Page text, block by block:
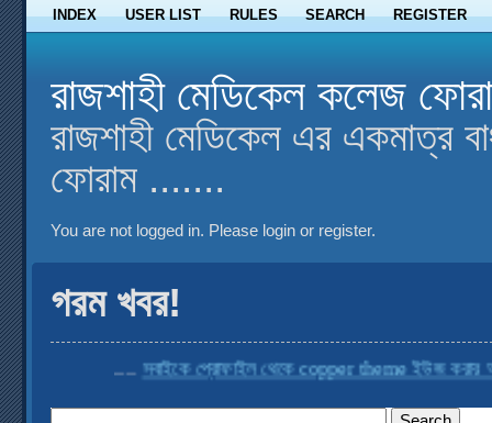
INDEX USER LIST RULES SEARCH REGISTER
রাজশাহী মেডিকেল কলেজ
রাজশাহী মেডিকেল এর একমাত্র
ফোরাম .......
You are not logged in. Please login or register.
গরম খবর!
....সবাইকে প্রোফাইল থেকে copper theme ইউজ করার